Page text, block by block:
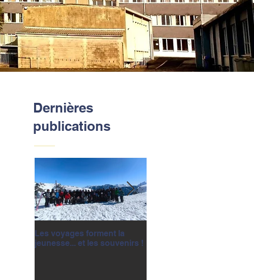
Dernières
publications
Les voyages forment la
jeunesse... et les souvenirs !